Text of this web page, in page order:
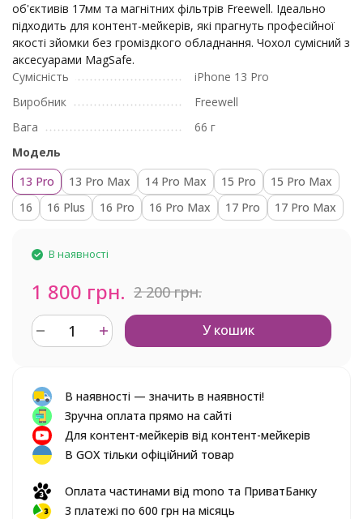
об'єктивів 17мм та магнітних фільтрів Freewell. Ідеально
підходить для контент-мейкерів, які прагнуть професійної
якості зйомки без громіздкого обладнання. Чохол сумісний з
аксесуарами MagSafe.
Сумісність
iPhone 13 Pro
Виробник
Freewell
Вага
66 г
Модель
13 Pro
13 Pro Max 14 Pro Max 15 Pro
15 Pro Max
16
16 Plus 16 Pro 16 Pro Max 17 Pro 17 Pro Max
В наявності
1 800 грн. 2 200 грн.
У кошик
В наявності — значить в наявності!
Зручна оплата прямо на сайті
Для контент-мейкерів від контент-мейкерів
В GOX тільки офіційний товар
Оплата частинами від mono та ПриватБанку
3 платежі по 600 грн на місяць